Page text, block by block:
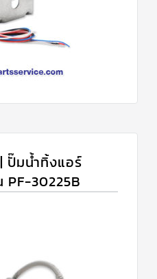
ปั๊มน้ำทิ้งแอร์
PF-30225B